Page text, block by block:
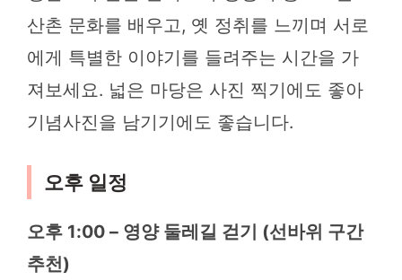
산촌 문화를 배우고, 옛 정취를 느끼며 서로
에게 특별한 이야기를 들려주는 시간을 가
져보세요. 넓은 마당은 사진 찍기에도 좋아
기념사진을 남기기에도 좋습니다.
오후 일정
오후 1:00 – 영양 둘레길 걷기 (선바위 구간
추천)